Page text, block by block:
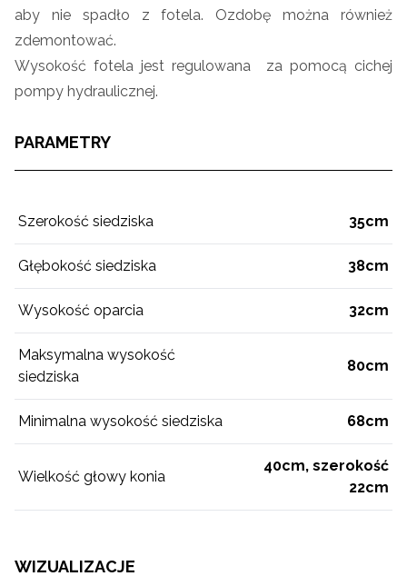
aby nie spadło z fotela. Ozdobę można również
zdemontować.
Wysokość fotela jest regulowana za pomocą cichej
pompy hydraulicznej.
PARAMETRY
Szerokość siedziska 35cm
Głębokość siedziska 38cm
Wysokość oparcia 32cm
Maksymalna wysokość
siedziska
80cm
Minimalna wysokość siedziska 68cm
Wielkość głowy konia
40cm, szerokość
22cm
WIZUALIZACJE